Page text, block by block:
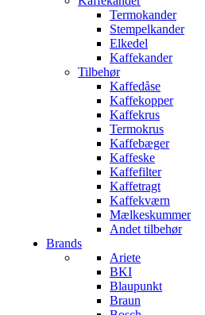
Termokander
Stempelkander
Elkedel
Kaffekander
Tilbehør
Kaffedåse
Kaffekopper
Kaffekrus
Termokrus
Kaffebæger
Kaffeske
Kaffefilter
Kaffetragt
Kaffekværn
Mælkeskummer
Andet tilbehør
Brands
Ariete
BKI
Blaupunkt
Braun